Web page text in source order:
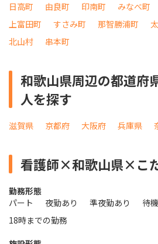
日高町
由良町 印南町 みなべ町
上富田町
すさみ町 那智勝浦町
北山村
串本町
和歌山県周辺の都道府
人を探す
滋賀県 京都府 大阪府 兵庫県
看護師×和歌山県×こ
勤務形態
パート
夜勤あり 準夜勤あり 待
18時までの勤務